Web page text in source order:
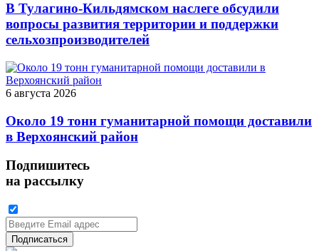
В Тулагино-Кильдямском наслеге обсудили
вопросы развития территории и поддержки
сельхозпроизводителей
6 августа 2026
Около 19 тонн гуманитарной помощи доставили
в Верхоянский район
Подпишитесь
на рассылку